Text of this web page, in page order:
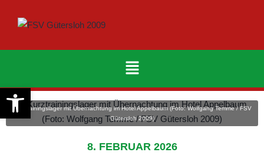
Kurztrainingslager mit Übernachtung im Hotel Appelbaum (Foto: Wolfgang Temme / FSV
Gütersloh 2009)
8. FEBRUAR 2026
Werkzeugleiste öffnen